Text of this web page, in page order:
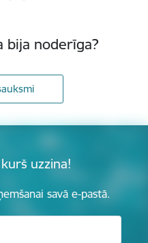
bija noderīga?
uzzina!
savā e-pastā.